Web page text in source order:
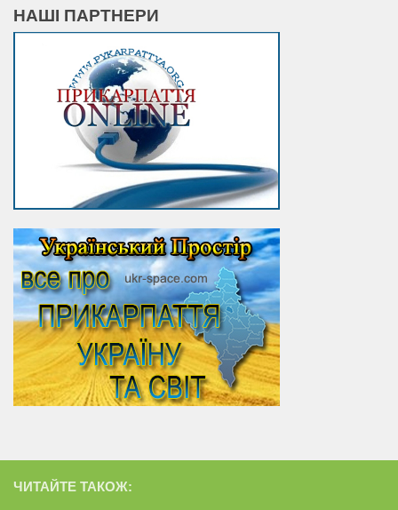
НАШІ ПАРТНЕРИ
ЧИТАЙТЕ ТАКОЖ: